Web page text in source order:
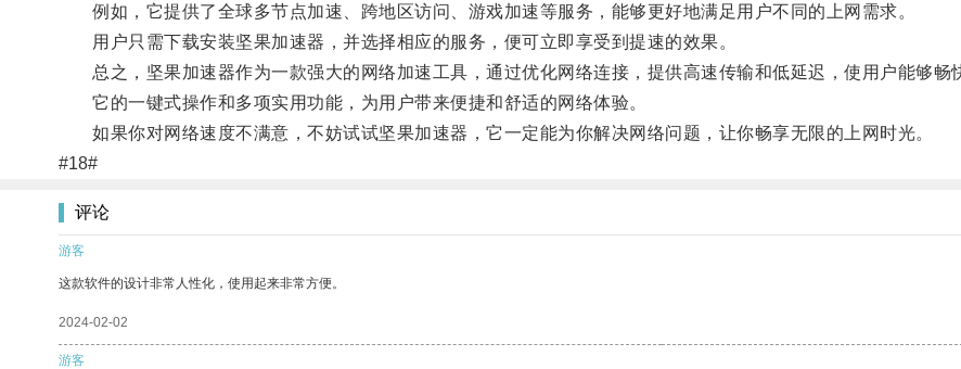
例如，它提供了全球多节点加速、跨地区访问、游戏加速等服务，能够更好地满足用户不同的上网需求。
用户只需下载安装坚果加速器，并选择相应的服务，便可立即享受到提速的效果。
总之，坚果加速器作为一款强大的网络加速工具，通过优化网络连接，提供高速传输和低延迟，使用户能够畅
它的一键式操作和多项实用功能，为用户带来便捷和舒适的网络体验。
如果你对网络速度不满意，不妨试试坚果加速器，它一定能为你解决网络问题，让你畅享无限的上网时光。
#18#
评论
游客
这款软件的设计非常人性化，使用起来非常方便。
2024-02-02
游客